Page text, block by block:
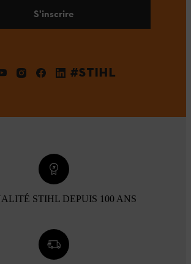
S'inscrire
#STIHL
STIHL DEPUIS 100 ANS